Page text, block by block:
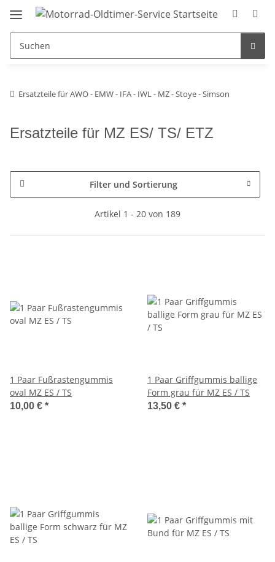
Ersatzteile für AWO - EMW - IFA - IWL - MZ - Stoye - Simson
Ersatzteile für MZ ES/ TS/ ETZ
Filter und Sortierung
Artikel 1 - 20 von 189
1 Paar Fußrastengummis
oval MZ ES / TS
10,00 € *
1 Paar Griffgummis ballige
Form grau für MZ ES / TS
13,50 € *